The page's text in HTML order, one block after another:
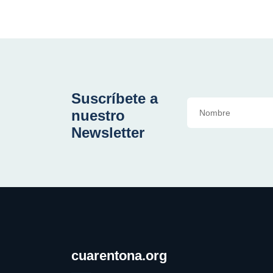
Suscríbete a
nuestro
Newsletter
cuarentona.org